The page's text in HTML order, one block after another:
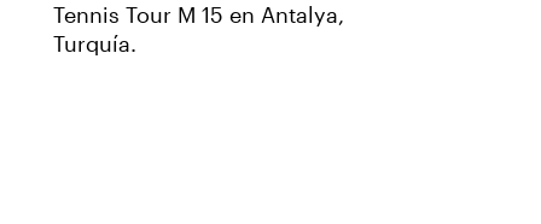
Tennis Tour M 15 en Antalya,
Turquía.